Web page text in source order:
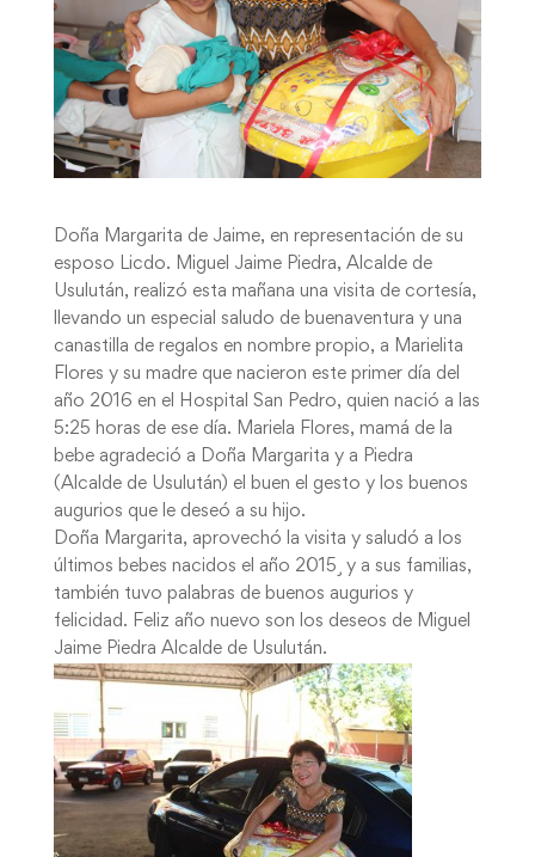
Doña Margarita de Jaime, en representación de su
esposo Licdo. Miguel Jaime Piedra, Alcalde de
Usulután, realizó esta mañana una visita de cortesía,
llevando un especial saludo de buenaventura y una
canastilla de regalos en nombre propio, a Marielita
Flores y su madre que nacieron este primer día del
año 2016 en el Hospital San Pedro, quien nació a las
5:25 horas de ese día. Mariela Flores, mamá de la
bebe agradeció a Doña Margarita y a Piedra
(Alcalde de Usulután) el buen el gesto y los buenos
augurios que le deseó a su hijo.
Doña Margarita, aprovechó la visita y saludó a los
últimos bebes nacidos el año 2015¸ y a sus familias,
también tuvo palabras de buenos augurios y
felicidad. Feliz año nuevo son los deseos de Miguel
Jaime Piedra Alcalde de Usulután.